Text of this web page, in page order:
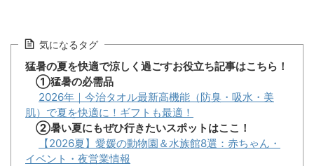
気になるタグ
猛暑の夏を快適で涼しく過ごすお役立ち記事はこちら！
①猛暑の必需品
2026年｜今治タオル最新高機能（防臭・吸水・美
肌）で夏を快適に！ギフトも最適！
②暑い夏にもぜひ行きたいスポットはここ！
【2026夏】愛媛の動物園＆水族館8選：赤ちゃん・
イベント・夜営業情報